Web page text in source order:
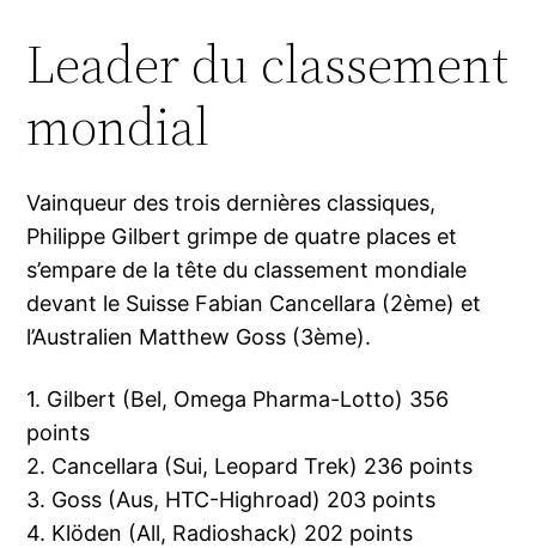
Leader du classement
mondial
Vainqueur des trois dernières classiques,
Philippe Gilbert grimpe de quatre places et
s’empare de la tête du classement mondiale
devant le Suisse Fabian Cancellara (2ème) et
l’Australien Matthew Goss (3ème).
1. Gilbert (Bel, Omega Pharma-Lotto) 356
points
2. Cancellara (Sui, Leopard Trek) 236 points
3. Goss (Aus, HTC-Highroad) 203 points
4. Klöden (All, Radioshack) 202 points